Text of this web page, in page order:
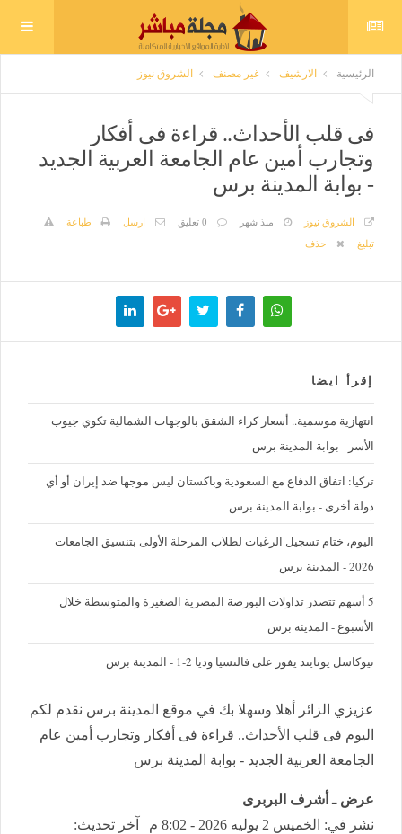
الرئيسية الارشيف غير مصنف الشروق نيوز
فى قلب الأحداث.. قراءة فى أفكار
وتجارب أمين عام الجامعة العربية الجديد
- بوابة المدينة برس
الشروق نيوز منذ شهر 0 تعليق ارسل
طباعة
تبليغ
حذف
إقرأ ايضا
‪انتهازية موسمية.. أسعار كراء الشقق بالوجهات الشمالية تكوي جيوب
الأسر - بوابة المدينة برس
تركيا: اتفاق الدفاع مع السعودية وباكستان ليس موجها ضد إيران أو أي
دولة أخرى - بوابة المدينة برس
اليوم، ختام تسجيل الرغبات لطلاب المرحلة الأولى بتنسيق الجامعات
2026 - المدينة برس
5 أسهم تتصدر تداولات البورصة المصرية الصغيرة والمتوسطة خلال
الأسبوع - المدينة برس
نيوكاسل يونايتد يفوز على فالنسيا وديا 2-1 - المدينة برس
عزيزي الزائر أهلا وسهلا بك في موقع المدينة برس نقدم لكم
اليوم فى قلب الأحداث.. قراءة فى أفكار وتجارب أمين عام
الجامعة العربية الجديد - بوابة المدينة برس
عرض ـ أشرف البربرى
نشر في: الخميس 2 يوليه 2026 - 8:02 م | آخر تحديث: